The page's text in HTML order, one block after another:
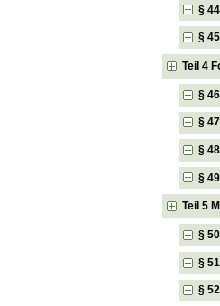
§
§
Teil 4
§
§
§
§
Teil 5
§
§
§